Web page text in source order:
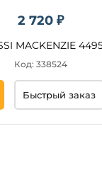
2 720 ₽
MACKENZIE
Код: 338524
Быстрый заказ